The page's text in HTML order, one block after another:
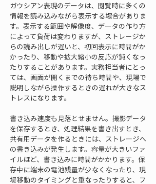
ガウシアン表現のデータは、閲覧時に多くの
情報を読み込みながら表示する場合がありま
す。表示する範囲や解像度、データの作り方
によって負荷は変わりますが、ストレージか
らの読み出しが遅いと、初回表示に時間がか
かったり、移動や拡大縮小の反応が鈍くなっ
たりすることがあります。実務担当者にとっ
ては、画面が開くまでの待ち時間や、現場で
説明しながら操作するときの遅れが大きなス
トレスになります。
書き込み速度も見落とせません。撮影データ
を保存するとき、処理結果を書き出すとき、
共有用データを作るときには、ストレージへ
の書き込みが発生します。容量が大きいファ
イルほど、書き込みに時間がかかります。保
存中に端末の電池残量が少なくなったり、現
場移動のタイミングと重なったりすると、フ